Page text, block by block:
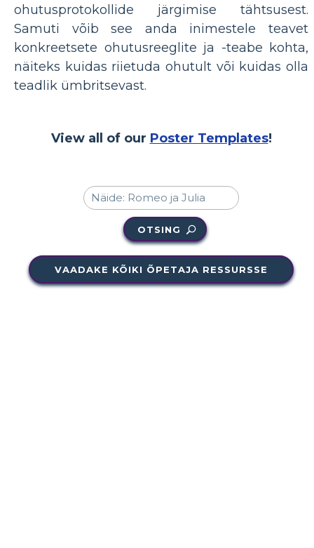
ohutusprotokollide järgimise tähtsusest.
Samuti võib see anda inimestele teavet
konkreetsete ohutusreeglite ja -teabe kohta,
näiteks kuidas riietuda ohutult või kuidas olla
teadlik ümbritsevast.
View all of our Poster Templates!
OTSING
VAADAKE KÕIKI ÕPETAJA RESSURSSE